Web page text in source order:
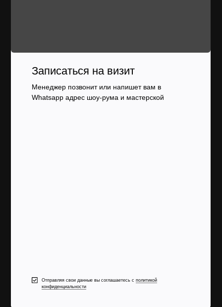
Записаться на визит
Менеджер позвонит или напишет вам в
Whatsapp адрес шоу-рума и мастерской
Отправляя свои данные вы соглашаетесь с политикой
конфиденциальности